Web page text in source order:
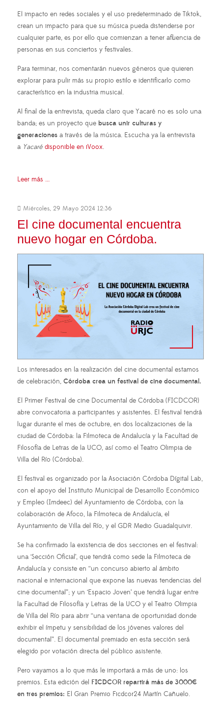
El impacto en redes sociales y el uso predeterminado de Tiktok,
crean un impacto para que su música pueda distenderse por
cualquier parte, es por ello que comienzan a tener afluencia de
personas en sus conciertos y festivales.
Para terminar, nos comentarán nuevos géneros que quieren
explorar para pulir más su propio estilo e identificarlo como
característico en la industria musical.
Al final de la entrevista, queda claro que Yacaré no es solo una
banda; es un proyecto que busca unir culturas y
generaciones a través de la música. Escucha ya la entrevista
a Yacaré disponible en iVoox.
Leer más ...
Miércoles, 29 Mayo 2024 12:36
El cine documental encuentra
nuevo hogar en Córdoba.
Los interesados en la realización del cine documental estamos
de celebración, Córdoba crea un festival de cine documental.
El Primer Festival de cine Documental de Córdoba (FICDCOR)
abre convocatoria a participantes y asistentes. El festival tendrá
lugar durante el mes de octubre, en dos localizaciones de la
ciudad de Córdoba: la Filmoteca de Andalucía y la Facultad de
Filosofía de Letras de la UCO, así como el Teatro Olimpia de
Villa del Río (Córdoba).
El festival es organizado por la Asociación Córdoba Dígital Lab,
con el apoyo del Instituto Municipal de Desarrollo Económico
y Empleo (Imdeec) del Ayuntamiento de Córdoba, con la
colaboración de Afoco, la Filmoteca de Andalucía, el
Ayuntamiento de Villa del Río, y el GDR Medio Guadalquivir.
Se ha confirmado la existencia de dos secciones en el festival:
una ‘Sección Oficial’, que tendrá como sede la Filmoteca de
Andalucía y consiste en “un concurso abierto al ámbito
nacional e internacional que expone las nuevas tendencias del
cine documental”; y un ‘Espacio Joven’ que tendrá lugar entre
la Facultad de Filosofía y Letras de la UCO y el Teatro Olimpia
de Villa del Río para abrir “una ventana de oportunidad donde
exhibir el ímpetu y sensibilidad de los jóvenes valores del
documental”. El documental premiado en esta sección será
elegido por votación directa del público asistente.
Pero vayamos a lo que más le importará a más de uno: los
premios. Esta edición del FICDCOR repartirá más de 3000€
en tres premios: El Gran Premio Ficdcor24 Martín Cañuelo.